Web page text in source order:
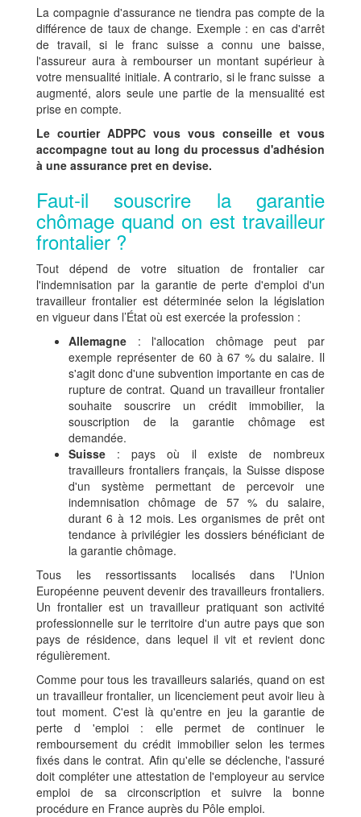
La compagnie d'assurance ne tiendra pas compte de la
différence de taux de change. Exemple : en cas d'arrêt
de travail, si le franc suisse a connu une baisse,
l'assureur aura à rembourser un montant supérieur à
votre mensualité initiale. A contrario, si le franc suisse a
augmenté, alors seule une partie de la mensualité est
prise en compte.
Le courtier ADPPC vous vous conseille et vous
accompagne tout au long du processus d'adhésion
à une assurance pret en devise.
Faut-il souscrire la garantie
chômage quand on est travailleur
frontalier ?
Tout dépend de votre situation de frontalier car
l'indemnisation par la garantie de perte d'emploi d'un
travailleur frontalier est déterminée selon la législation
en vigueur dans l’État où est exercée la profession :
Allemagne : l'allocation chômage peut par
exemple représenter de 60 à 67 % du salaire. Il
s'agit donc d'une subvention importante en cas de
rupture de contrat. Quand un travailleur frontalier
souhaite souscrire un crédit immobilier, la
souscription de la garantie chômage est
demandée.
Suisse : pays où il existe de nombreux
travailleurs frontaliers français, la Suisse dispose
d'un système permettant de percevoir une
indemnisation chômage de 57 % du salaire,
durant 6 à 12 mois. Les organismes de prêt ont
tendance à privilégier les dossiers bénéficiant de
la garantie chômage.
Tous les ressortissants localisés dans l'Union
Européenne peuvent devenir des travailleurs frontaliers.
Un frontalier est un travailleur pratiquant son activité
professionnelle sur le territoire d'un autre pays que son
pays de résidence, dans lequel il vit et revient donc
régulièrement.
Comme pour tous les travailleurs salariés, quand on est
un travailleur frontalier, un licenciement peut avoir lieu à
tout moment. C'est là qu'entre en jeu la garantie de
perte d 'emploi : elle permet de continuer le
remboursement du crédit immobilier selon les termes
fixés dans le contrat. Afin qu'elle se déclenche, l'assuré
doit compléter une attestation de l'employeur au service
emploi de sa circonscription et suivre la bonne
procédure en France auprès du Pôle emploi.